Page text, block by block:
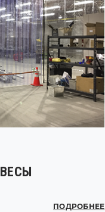
ПОДРОБНЕЕ